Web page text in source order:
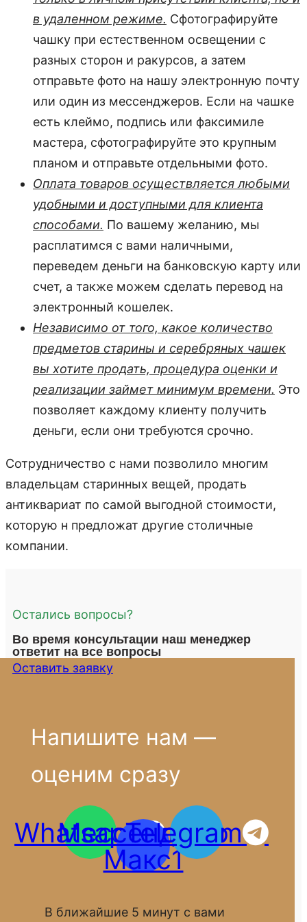
в удаленном режиме. Сфотографируйте
чашку при естественном освещении с
разных сторон и ракурсов, а затем
отправьте фото на нашу электронную почту
или один из мессенджеров. Если на чашке
есть клеймо, подпись или факсимиле
мастера, сфотографируйте это крупным
планом и отправьте отдельными фото.
Оплата товаров осуществляется любыми
удобными и доступными для клиента
способами. По вашему желанию, мы
расплатимся с вами наличными,
переведем деньги на банковскую карту или
счет, а также можем сделать перевод на
электронный кошелек.
Независимо от того, какое количество
предметов старины и серебряных чашек
вы хотите продать, процедура оценки и
реализации займет минимум времени. Это
позволяет каждому клиенту получить
деньги, если они требуются срочно.
Сотрудничество с нами позволило многим
владельцам старинных вещей, продать
антиквариат по самой выгодной стоимости,
которую н предложат другие столичные
компании.
Остались вопросы?
Во время консультации наш менеджер
ответит на все вопросы
Оставить заявку
Напишите нам —
оценим сразу
Whatsapp
Мессенджер
Макс1
Telegram
В ближайшие 5 минут с вами